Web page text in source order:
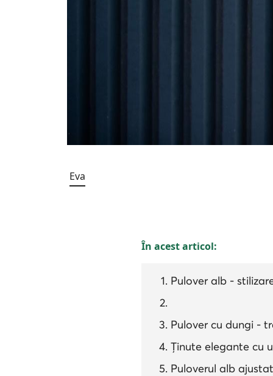
Eva
În acest articol:
Pulover alb -
Pulover cu dungi -
Ținute elegante cu
Puloverul alb